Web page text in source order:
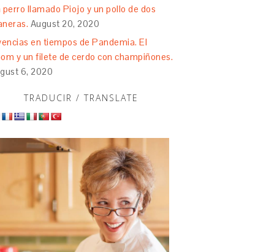
perro llamado Piojo y un pollo de dos
August 20, 2020
en tiempos de Pandemia. El
y un filete de cerdo con champiñones.
6, 2020
TRADUCIR / TRANSLATE